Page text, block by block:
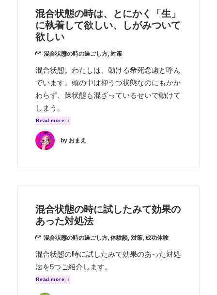
混合状態の時は、とにかく「生」
に執着して欲しい、しがみついて
欲しい
混合状態の時の過ごし方, 対策
混合状態。わたしは、動ける希死念慮と呼ん
でいます。頭の中は抑うつ状態なのにもかか
わらず、躁状態も混ざっているせいで動けて
しまう。
Read more
by おまえ
混合状態の時に試したみて効果の
あった対処法
混合状態の時の過ごし方, 体験談, 対策, 成功体験
混合状態の時に試したみて効果のあった対処
法を5つご紹介します。
Read more